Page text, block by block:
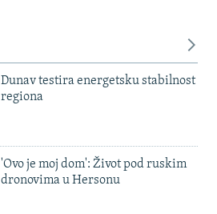
Dunav testira energetsku stabilnost
regiona
'Ovo je moj dom': Život pod ruskim
dronovima u Hersonu